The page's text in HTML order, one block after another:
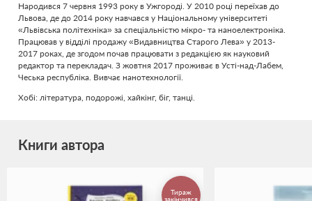
Народився 7 червня 1993 року в Ужгороді. У 2010 році переїхав до
Львова, де до 2014 року навчався у Національному університеті
«Львівська політехніка» за спеціальністю мікро- та наноелектроніка.
Працював у відділі продажу «Видавництва Старого Лева» у 2013-
2017 роках, де згодом почав працювати з редакцією як науковий
редактор та перекладач. З жовтня 2017 проживає в Усті-над-Лабем,
Чеська республіка. Вивчає нанотехнології.
Хобі: література, подорожі, хайкінг, біг, танці.
Книги автора
Тираж
закінчився